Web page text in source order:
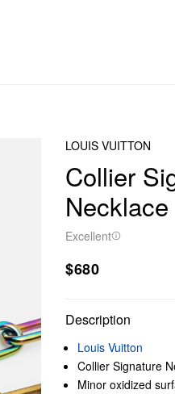
LOUIS VUITTON
Collier
Necklace
Excellent
$680
Description
Louis Vuitton
Collier Signature
Minor oxidized